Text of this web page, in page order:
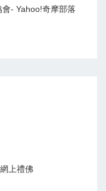
- Yahoo!奇摩部落
上禮佛